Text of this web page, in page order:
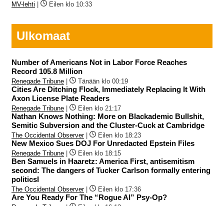
MV-lehti Eilen klo 10:33
Ulkomaat
Number of Americans Not in Labor Force Reaches
Record 105.8 Million
Renegade Tribune Tänään klo 00:19
Cities Are Ditching Flock, Immediately Replacing It With
Axon License Plate Readers
Renegade Tribune Eilen klo 21:17
Nathan Knows Nothing: More on Blackademic Bullshit,
Semitic Subversion and the Cluster-Cuck at Cambridge
The Occidental Observer| Eilen klo 18:23
New Mexico Sues DOJ For Unredacted Epstein Files
Renegade Tribune Eilen klo 18:15
Ben Samuels in Haaretz: America First, antisemitism
second: The dangers of Tucker Carlson formally entering
politicsI
The Occidental Observer| Eilen klo 17:36
Are You Ready For The “Rogue AI” Psy-Op?